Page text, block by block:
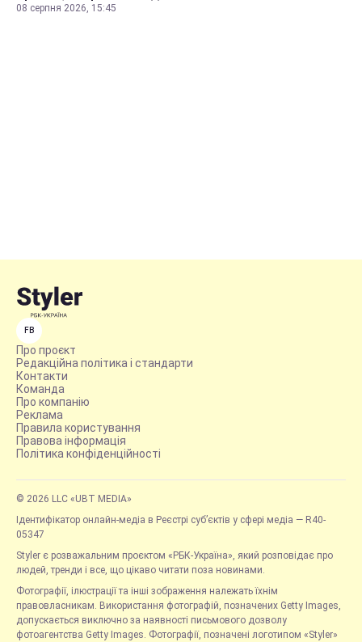
08 серпня 2026, 15:45
FB
Про проєкт
Редакційна політика і стандарти
Контакти
Команда
Про компанію
Реклама
Правила користування
Правова інформація
Політика конфіденційності
© 2026 LLC «UBT MEDIA»
Ідентифікатор онлайн-медіа в Реєстрі суб’єктів у сфері медіа — R40-
05347
Styler є розважальним проєктом «РБК-Україна», який розповідає про
людей, тренди і все, що цікаво читати поза новинами.
Фотографії, ілюстрації та інші зображення належать їхнім
правовласникам. Використання фотографій, позначених Getty Images,
допускається виключно за наявності письмового дозволу
фотоагентства Getty Images. Фотографії, позначені логотипом «Styler»